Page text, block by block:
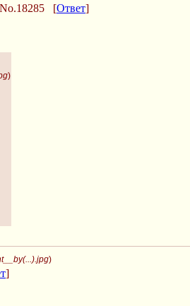
No.18285 [Ответ]
)
)
]